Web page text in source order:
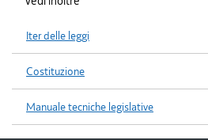
Iter delle leggi
Costituzione
Manuale tecniche legislative